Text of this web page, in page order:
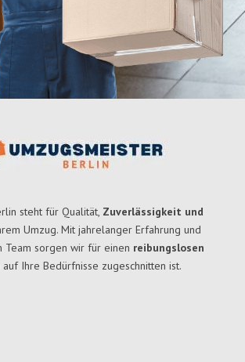
steht für Qualität, Zuverlässigkeit und
Umzug. Mit jahrelanger Erfahrung und
Team sorgen wir für einen reibungslosen
Ihre Bedürfnisse zugeschnitten ist.